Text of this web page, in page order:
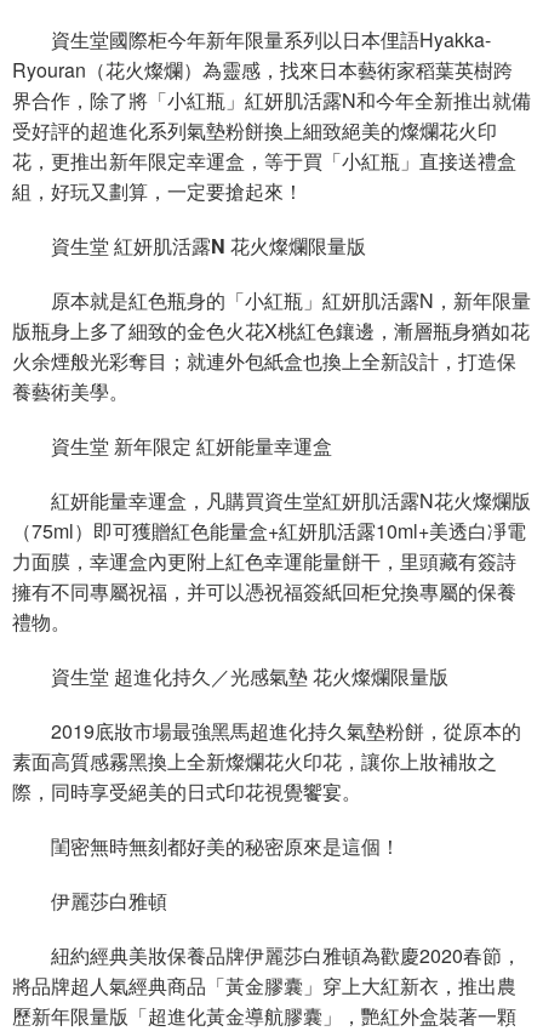
資生堂國際柜今年新年限量系列以日本俚語Hyakka-
Ryouran（花火燦爛）為靈感，找來日本藝術家稻葉英樹跨
界合作，除了將「小紅瓶」紅妍肌活露N和今年全新推出就備
受好評的超進化系列氣墊粉餅換上細致絕美的燦爛花火印
花，更推出新年限定幸運盒，等于買「小紅瓶」直接送禮盒
組，好玩又劃算，一定要搶起來！
資生堂 紅妍肌活露N 花火燦爛限量版
原本就是紅色瓶身的「小紅瓶」紅妍肌活露N，新年限量
版瓶身上多了細致的金色火花X桃紅色鑲邊，漸層瓶身猶如花
火余煙般光彩奪目；就連外包紙盒也換上全新設計，打造保
養藝術美學。
資生堂 新年限定 紅妍能量幸運盒
紅妍能量幸運盒，凡購買資生堂紅妍肌活露N花火燦爛版
（75ml）即可獲贈紅色能量盒+紅妍肌活露10ml+美透白凈電
力面膜，幸運盒內更附上紅色幸運能量餅干，里頭藏有簽詩
擁有不同專屬祝福，并可以憑祝福簽紙回柜兌換專屬的保養
禮物。
資生堂 超進化持久／光感氣墊 花火燦爛限量版
2019底妝市場最強黑馬超進化持久氣墊粉餅，從原本的
素面高質感霧黑換上全新燦爛花火印花，讓你上妝補妝之
際，同時享受絕美的日式印花視覺饗宴。
閨密無時無刻都好美的秘密原來是這個！
伊麗莎白雅頓
紐約經典美妝保養品牌伊麗莎白雅頓為歡慶2020春節，
將品牌超人氣經典商品「黃金膠囊」穿上大紅新衣，推出農
歷新年限量版「超進化黃金導航膠囊」，艷紅外盒裝著一顆